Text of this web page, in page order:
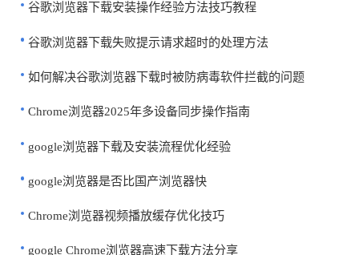
谷歌浏览器下载安装操作经验方法技巧教程
谷歌浏览器下载失败提示请求超时的处理方法
如何解决谷歌浏览器下载时被防病毒软件拦截的问题
Chrome浏览器2025年多设备同步操作指南
google浏览器下载及安装流程优化经验
google浏览器是否比国产浏览器快
Chrome浏览器视频播放缓存优化技巧
google Chrome浏览器高速下载方法分享